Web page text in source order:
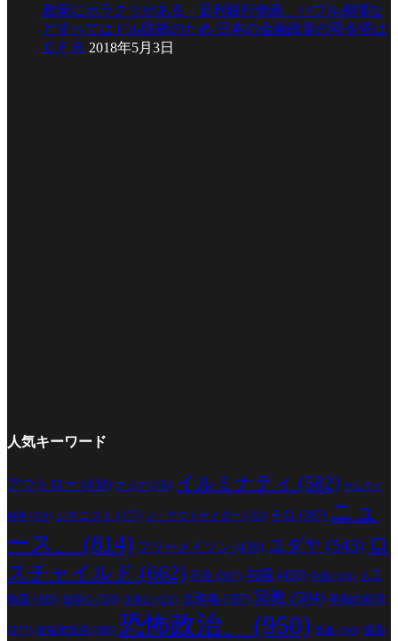
政策にカラクリがある 足利銀行倒産、バブル崩壊な
どすべてはドル防衛のため 日本の金融政策の司令塔は
ＣＦＲ 2018年5月3日
人気キーワード
アウトロー (438) アジア (350) イルミナティ (582) サムライ
精神 (334) シオニスト (377) ジ・アウトサイダー (353) テロ (387) ニュ
ース、
(814) フリーメイソン (430) ユダヤ (543) ロ
スチャイルド (662) 不良 (367) 与国 (455) 中国 (330) 人工
地震 (380) 信仰心 (350) 大和心 (332) 大和魂 (397) 宗教 (504) 幸福の科学
(377) 幸福実現党 (360) 恐怖政治、 (950) 悪魔 (340) 愛国